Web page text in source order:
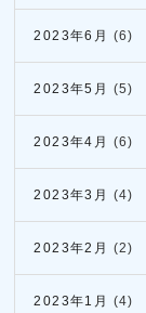
2023年6月 (6)
2023年5月 (5)
2023年4月 (6)
2023年3月 (4)
2023年2月 (2)
2023年1月 (4)